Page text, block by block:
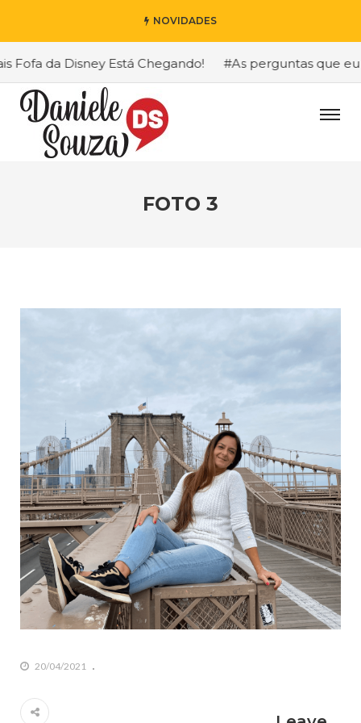
NOVIDADES
da Disney Está Chegando! #As perguntas que eu
FOTO 3
20/04/2021